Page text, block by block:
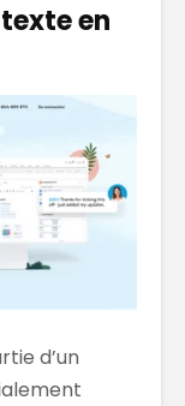
en
d’un